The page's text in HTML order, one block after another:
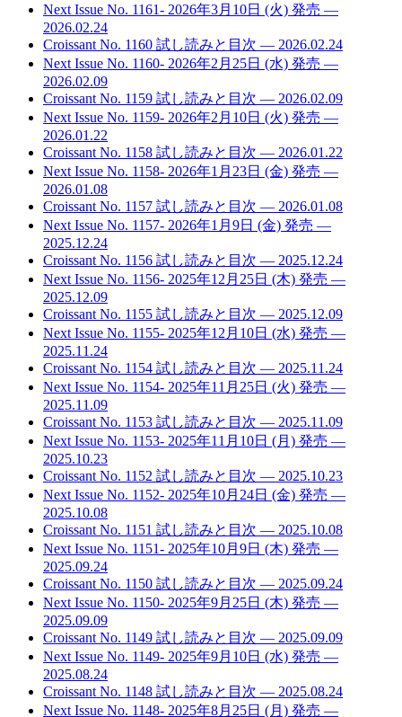
Next Issue No. 1161- 2026年3月10日 (火) 発売 —
2026.02.24
Croissant No. 1160 試し読みと目次 — 2026.02.24
Next Issue No. 1160- 2026年2月25日 (水) 発売 —
2026.02.09
Croissant No. 1159 試し読みと目次 — 2026.02.09
Next Issue No. 1159- 2026年2月10日 (火) 発売 —
2026.01.22
Croissant No. 1158 試し読みと目次 — 2026.01.22
Next Issue No. 1158- 2026年1月23日 (金) 発売 —
2026.01.08
Croissant No. 1157 試し読みと目次 — 2026.01.08
Next Issue No. 1157- 2026年1月9日 (金) 発売 —
2025.12.24
Croissant No. 1156 試し読みと目次 — 2025.12.24
Next Issue No. 1156- 2025年12月25日 (木) 発売 —
2025.12.09
Croissant No. 1155 試し読みと目次 — 2025.12.09
Next Issue No. 1155- 2025年12月10日 (水) 発売 —
2025.11.24
Croissant No. 1154 試し読みと目次 — 2025.11.24
Next Issue No. 1154- 2025年11月25日 (火) 発売 —
2025.11.09
Croissant No. 1153 試し読みと目次 — 2025.11.09
Next Issue No. 1153- 2025年11月10日 (月) 発売 —
2025.10.23
Croissant No. 1152 試し読みと目次 — 2025.10.23
Next Issue No. 1152- 2025年10月24日 (金) 発売 —
2025.10.08
Croissant No. 1151 試し読みと目次 — 2025.10.08
Next Issue No. 1151- 2025年10月9日 (木) 発売 —
2025.09.24
Croissant No. 1150 試し読みと目次 — 2025.09.24
Next Issue No. 1150- 2025年9月25日 (木) 発売 —
2025.09.09
Croissant No. 1149 試し読みと目次 — 2025.09.09
Next Issue No. 1149- 2025年9月10日 (水) 発売 —
2025.08.24
Croissant No. 1148 試し読みと目次 — 2025.08.24
Next Issue No. 1148- 2025年8月25日 (月) 発売 —